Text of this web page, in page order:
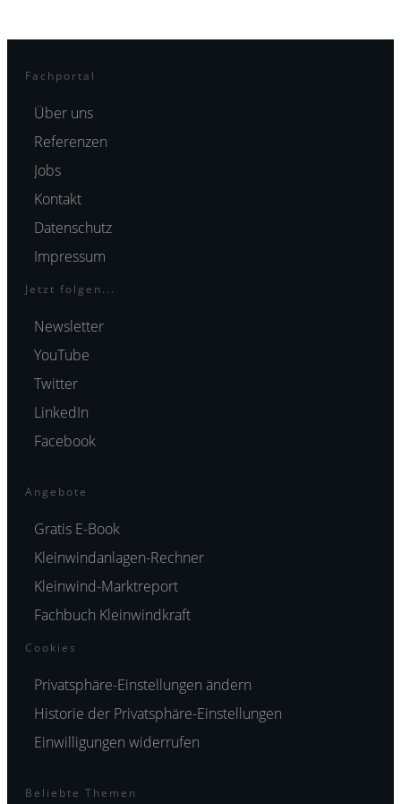
Fachportal
Über uns
Referenzen
Jobs
Kontakt
Datenschutz
Impressum
Jetzt folgen...
Newsletter
YouTube
Twitter
LinkedIn
Facebook
Angebote
Gratis E-Book
Kleinwindanlagen-Rechner
Kleinwind-Marktreport
Fachbuch Kleinwindkraft
Cookies
Privatsphäre-Einstellungen ändern
Historie der Privatsphäre-Einstellungen
Einwilligungen widerrufen
Beliebte Themen